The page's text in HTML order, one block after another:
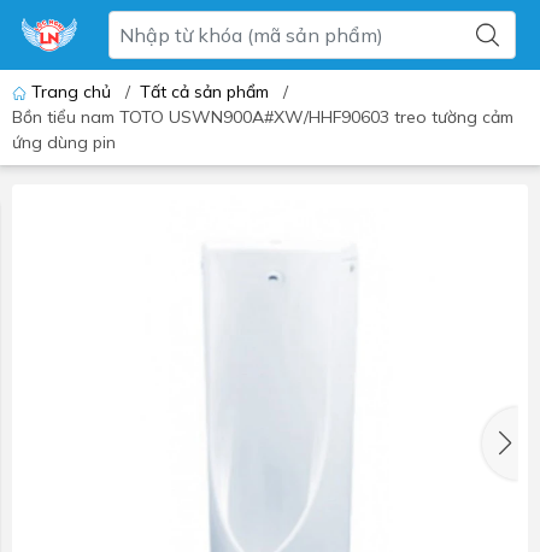
Trang chủ / Tất cả sản phẩm
/
Bồn tiểu nam TOTO USWN900A#XW/HHF90603 treo tường cảm
ứng dùng pin